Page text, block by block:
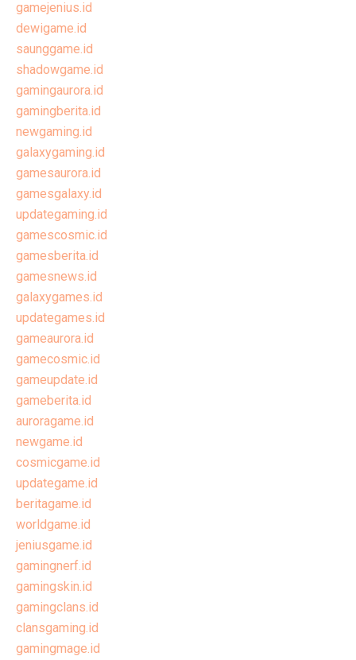
gamejenius.id
dewigame.id
saunggame.id
shadowgame.id
gamingaurora.id
gamingberita.id
newgaming.id
galaxygaming.id
gamesaurora.id
gamesgalaxy.id
updategaming.id
gamescosmic.id
gamesberita.id
gamesnews.id
galaxygames.id
updategames.id
gameaurora.id
gamecosmic.id
gameupdate.id
gameberita.id
auroragame.id
newgame.id
cosmicgame.id
updategame.id
beritagame.id
worldgame.id
jeniusgame.id
gamingnerf.id
gamingskin.id
gamingclans.id
clansgaming.id
gamingmage.id